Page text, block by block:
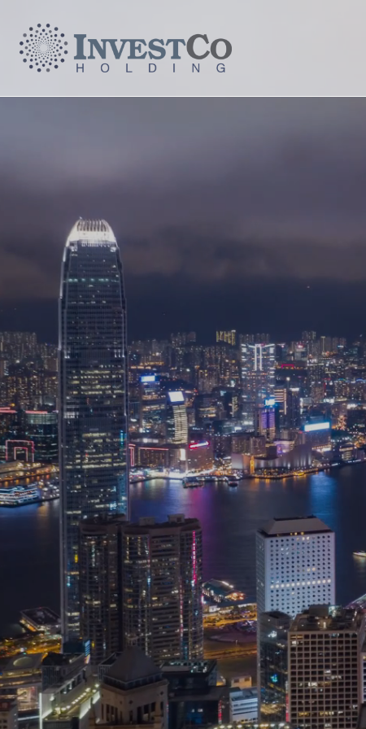
Anasayfa
odaklı ve yenilikçi sektörleri
bir girişim sermayesi yatırım